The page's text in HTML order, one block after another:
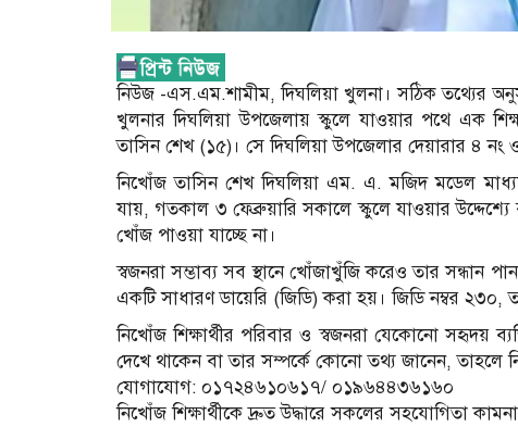
নিউজ -এস.এম.শামীম, দিঘলিয়া খুলনা। সঠিক তথ্যের
খুলনার দিঘলিয়া উপজেলায় স্কুলে যাওয়ার পথে এক
তাসিন শেখ (১৫)। সে দিঘলিয়া উপজেলার দেয়ারার ৪ নং
নিখোঁজ তাসিন শেখ দিঘলিয়া এম. এ. মজিদ মডেল
যায়, গতকাল ৩ ফেব্রুয়ারি সকালে স্কুলে যাওয়ার
খোঁজ পাওয়া যাচ্ছে না।
স্বজনরা সম্ভাব্য সব স্থানে খোঁজাখুঁজি করেও তার সন্ধান
একটি সাধারণ ডায়েরি (জিডি) করা হয়। জিডি নম্বর ২৩০,
নিখোঁজ শিক্ষার্থীর পরিবার ও স্বজনরা যেকোনো সহৃদয়
দেখে থাকেন বা তার সম্পর্কে কোনো তথ্য জানেন, তাহলে
যোগাযোগ: ০১৭২৪৬১০৬১৭/ ০১৯৬৪৪৩৬১৬০
নিখোঁজ শিক্ষার্থীকে দ্রুত উদ্ধারে সকলের সহযোগিতা